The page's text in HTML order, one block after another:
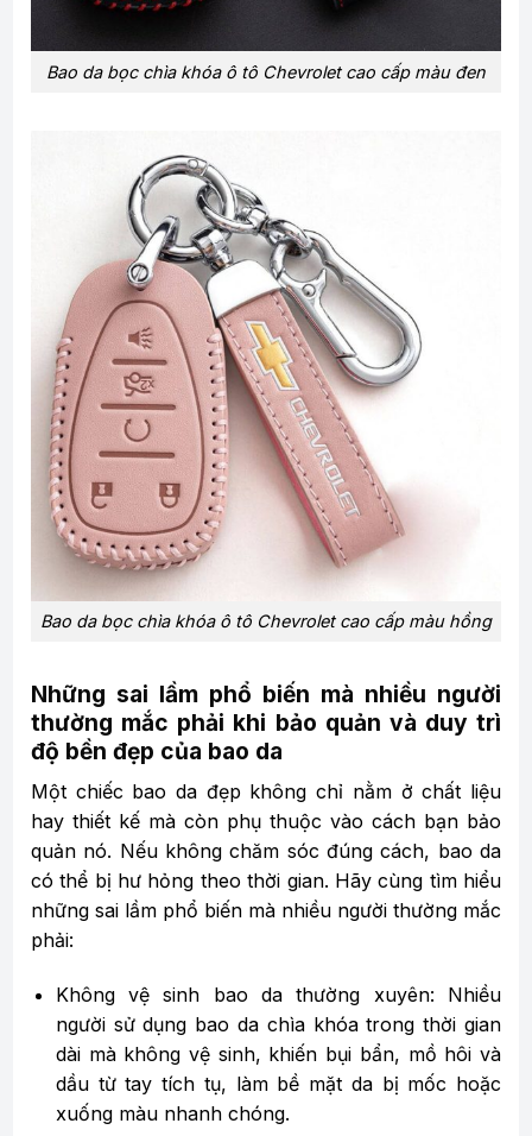
Bao da bọc chìa khóa ô tô Chevrolet cao cấp màu đen
Bao da bọc chìa khóa ô tô Chevrolet cao cấp màu hồng
Những sai lầm phổ biến mà nhiều người
thường mắc phải khi bảo quản và duy trì
độ bền đẹp của bao da
Một chiếc bao da đẹp không chỉ nằm ở chất liệu
hay thiết kế mà còn phụ thuộc vào cách bạn bảo
quản nó. Nếu không chăm sóc đúng cách, bao da
có thể bị hư hỏng theo thời gian. Hãy cùng tìm hiểu
những sai lầm phổ biến mà nhiều người thường mắc
phải:
Không vệ sinh bao da thường xuyên: Nhiều
người sử dụng bao da chìa khóa trong thời gian
dài mà không vệ sinh, khiến bụi bẩn, mồ hôi và
dầu từ tay tích tụ, làm bề mặt da bị mốc hoặc
xuống màu nhanh chóng.